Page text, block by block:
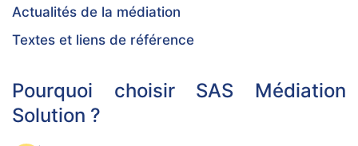
Pourquoi choisir SAS Médiation
Solution ?
Actualités de la médiation
Textes et liens de référence